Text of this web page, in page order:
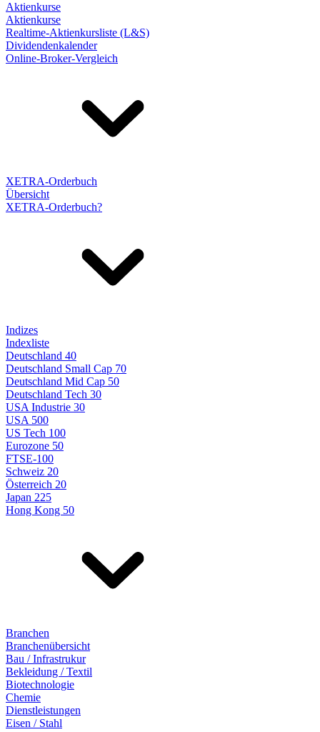
Aktienkurse
Aktienkurse
Realtime-Aktienkursliste (L&S)
Dividendenkalender
Online-Broker-Vergleich
XETRA-Orderbuch
Übersicht
XETRA-Orderbuch?
Indizes
Indexliste
Deutschland 40
Deutschland Small Cap 70
Deutschland Mid Cap 50
Deutschland Tech 30
USA Industrie 30
USA 500
US Tech 100
Eurozone 50
FTSE-100
Schweiz 20
Österreich 20
Japan 225
Hong Kong 50
Branchen
Branchenübersicht
Bau / Infrastrukur
Bekleidung / Textil
Biotechnologie
Chemie
Dienstleistungen
Eisen / Stahl